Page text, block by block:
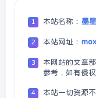
1 本站名称： 墨
2 本站网址：
3
本网站的文章
参考，如有侵
4
本站一切资源